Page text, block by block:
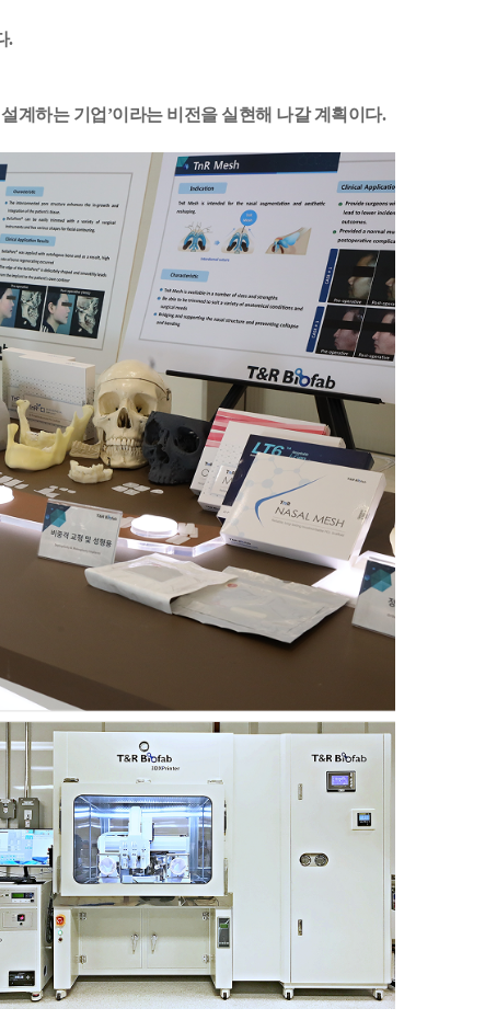
.
계하는 기업’이라는 비전을 실현해 나갈 계획이다.